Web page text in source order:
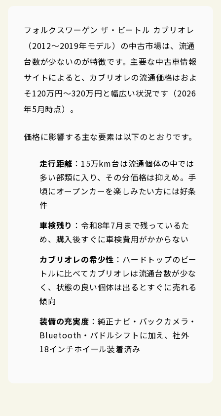
フォルクスワーゲン ザ・ビートル カブリオレ
（2012〜2019年モデル）の中古市場は、流通
台数が少ないのが特徴です。主要な中古車情報
サイトによると、カブリオレの流通価格はおよ
そ120万円〜320万円と幅広い状況です（2026
年5月時点）。
価格に影響する主な要素は以下のとおりです。
走行距離 ：15万km台は流通個体の中では
多い部類に入り、その分価格は抑えめ。手
頃にオープンカーを楽しみたい方には好条
件
車検残り ：令和8年7月まで残っているた
め、購入後すぐに車検費用がかからない
カブリオレの希少性 ：ハードトップのビー
トルに比べてカブリオレは流通台数が少な
く、状態の良い個体は出るとすぐに売れる
傾向
装備の充実度 ：純正ナビ・バックカメラ・
Bluetooth・パドルシフトに加え、社外
18インチホイール装着済み